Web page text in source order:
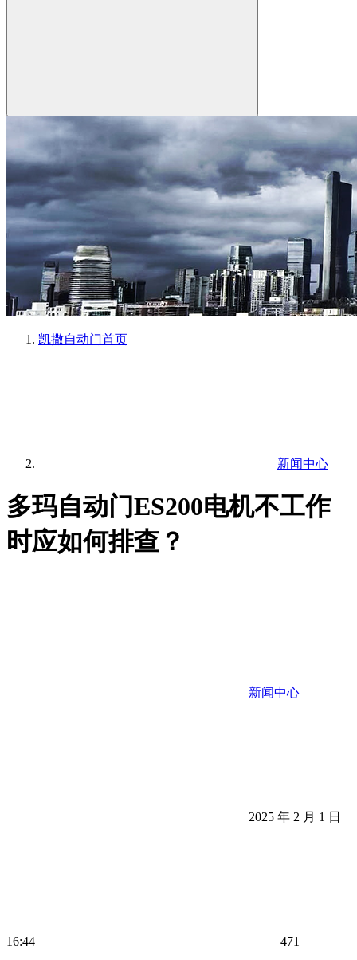
凯撒自动门首页
新闻中心
多玛自动门ES200电机不工作
时应如何排查？
新闻中心
2025 年 2 月 1 日
16:44 471